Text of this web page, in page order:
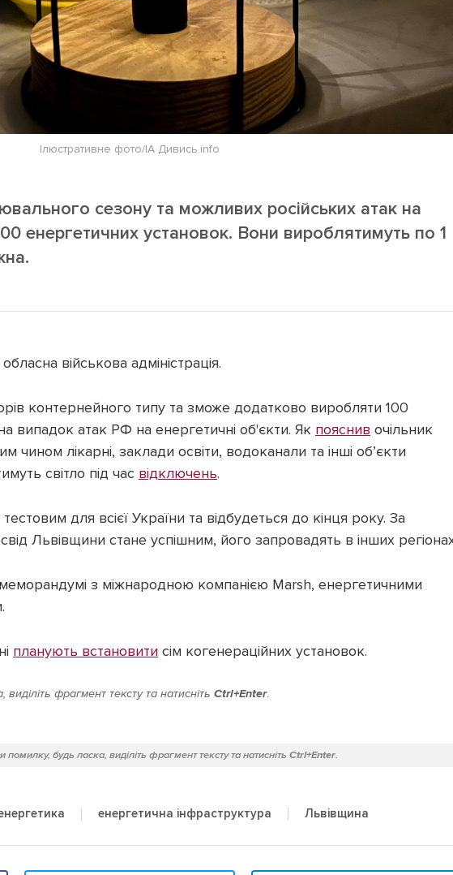
Ілюстративне фото/ІА Дивись.info
сезону та можливих російських атак на
енергетичних установок. Вони вироблятимуть по 1
військова адміністрація.
контернейного типу та зможе додатково виробляти 100
випадок атак РФ на енергетичні об'єкти. Як пояснив очільник
лікарні, заклади освіти, водоканали та інші об’єкти
світло під час відключень.
для всієї України та відбудеться до кінця року. За
Львівщини стане успішним, його запровадять в інших
з міжнародною компанією Marsh, енергетичними
планують встановити сім когенераційних установок.
фрагмент тексту та натисніть Ctrl+Enter.
будь ласка, виділіть фрагмент тексту та натисніть Ctrl+Enter.
енергетична інфраструктура Львівщина